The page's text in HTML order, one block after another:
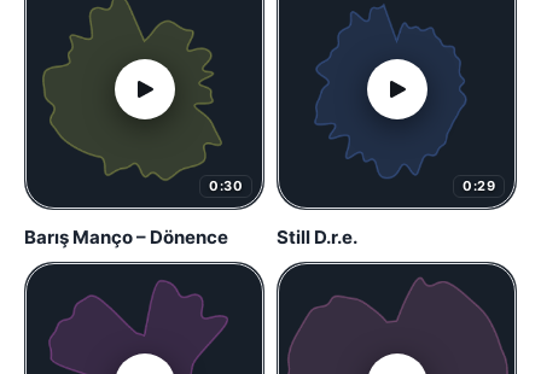
0:30
Barış Manço – Dönence
0:29
Still D.r.e.